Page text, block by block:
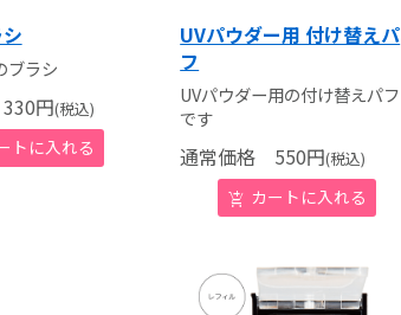
ブラシ
円(税込)
UVパウダー用 付け替えパ
フ
UVパウダー用の付け替えパフ
です
通常価格 550円(税込)